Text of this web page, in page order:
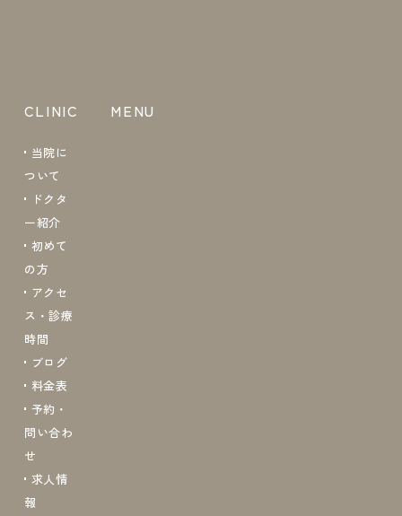
CLINIC
当院に
ついて
ドクタ
ー紹介
初めて
の方
アクセ
ス・診療
時間
ブログ
料金表
予約・
問い合わ
せ
求人情
報
MENU